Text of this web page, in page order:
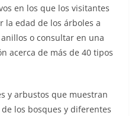
en los que los visitantes
la edad de los árboles a
o consultar en una
acerca de más de 40 tipos
y arbustos que muestran
los bosques y diferentes